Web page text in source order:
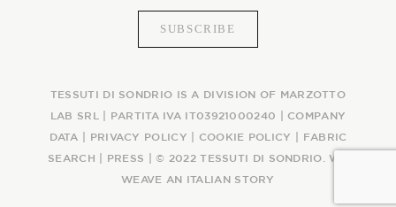
TESSUTI DI SONDRIO IS A DIVISION OF MARZOTTO
LAB SRL | PARTITA IVA IT03921000240 | COMPANY
DATA
PRIVACY POLICY COOKIE POLICY
FABRIC
SEARCH
PRESS | © 2022 TESSUTI DI SONDRIO. WE
WEAVE AN ITALIAN STORY